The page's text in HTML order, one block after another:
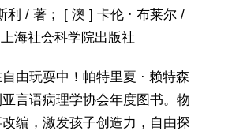
利 / 著； [ 澳 ] 卡伦 · 布莱尔 /
海社会科学院出版社
由玩耍中！帕特里夏 · 赖特森
言语病理学协会年度图书。物
编，激发孩子创造力，自由探